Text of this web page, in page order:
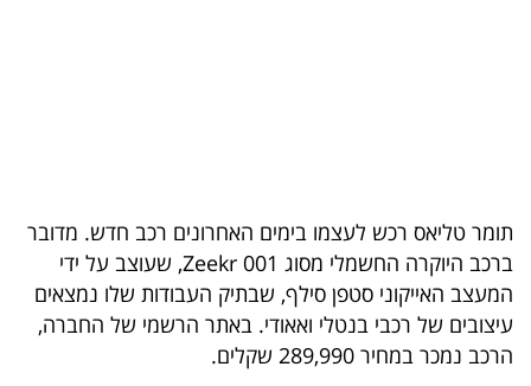
TOP-
5
המילון
הכלכלי
תומר טליאס רכש לעצמו בימים האחרונים רכב חדש. מדובר
ברכב היוקרה החשמלי מסוג Zeekr 001, שעוצב על ידי
המעצב האייקוני סטפן סילף, שבתיק העבודות שלו נמצאים
עיצובים של רכבי בנטלי ואאודי. באתר הרשמי של החברה,
הרכב נמכר במחיר 289,990 שקלים.